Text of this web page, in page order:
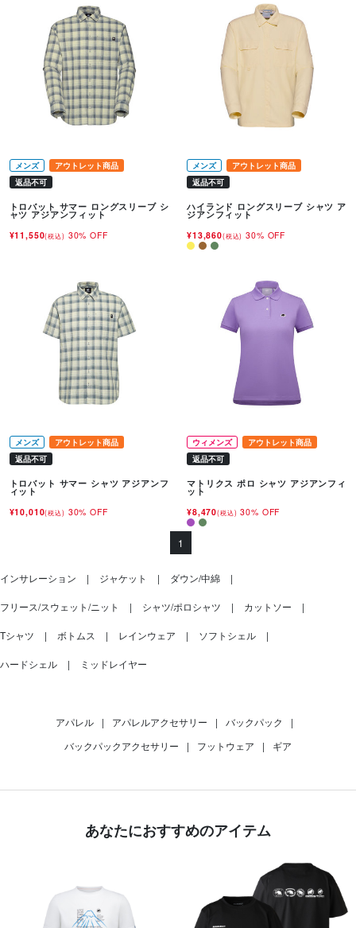
メンズ
アウトレット商品
返品不可
トロバット サマー ロングスリーブ シ
ャツ アジアンフィット
¥11,550(税込) 30% OFF
メンズ
アウトレット商品
返品不可
ハイランド ロングスリーブ シャツ ア
ジアンフィット
¥13,860(税込) 30% OFF
メンズ
アウトレット商品
返品不可
トロバット サマー シャツ アジアンフ
ィット
¥10,010(税込) 30% OFF
ウィメンズ
アウトレット商品
返品不可
マトリクス ポロ シャツ アジアンフィ
ット
¥8,470(税込) 30% OFF
1
インサレーション ジャケット ダウン/中綿
フリース/スウェット/ニット シャツ/ポロシャツ カットソー
Tシャツ ボトムス レインウェア ソフトシェル
ハードシェル ミッドレイヤー
アパレル | アパレルアクセサリー | バックパック
|
バックパックアクセサリー
| フットウェア | ギア
あなたにおすすめのアイテム